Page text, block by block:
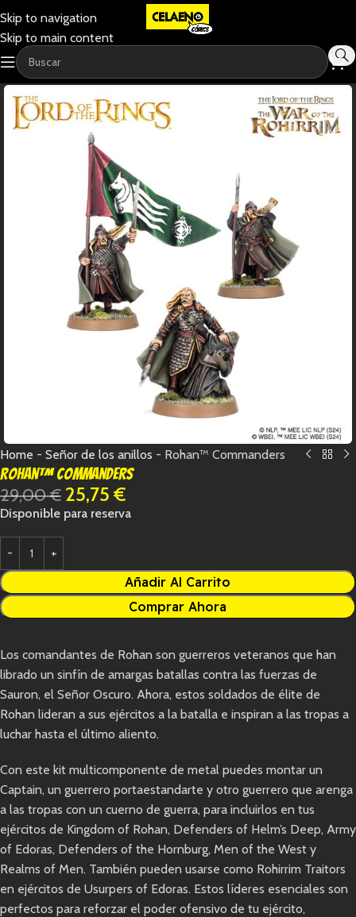
Skip to navigation
Skip to main content
-11%
Home - Señor de los anillos - Rohan™ Commanders
Rohan™ Commanders
29,00€ 25,75 €
Disponible para reserva
Añadir Al Carrito
Comprar Ahora
Los comandantes de Rohan son guerreros veteranos que han
librado un sinfín de amargas batallas contra las fuerzas de
Sauron, el Señor Oscuro. Ahora, estos soldados de élite de
Rohan lideran a sus ejércitos a la batalla e inspiran a las tropas a
luchar hasta el último aliento.
Con este kit multicomponente de metal puedes montar un
Captain, un guerrero portaestandarte y otro guerrero que arenga
a las tropas con un cuerno de guerra, para incluirlos en tus
ejércitos de Kingdom of Rohan, Defenders of Helm’s Deep, Army
of Edoras, Defenders of the Hornburg, Men of the West y
Realms of Men. También pueden usarse como Rohirrim Traitors
en ejércitos de Usurpers of Edoras. Estos líderes esenciales son
perfectos para reforzar el poder ofensivo de tu ejército,